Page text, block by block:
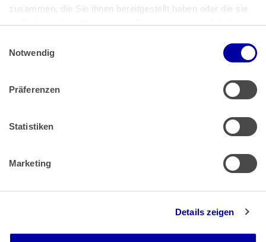
zusammen, die Sie ihnen bereitgestellt haben oder die sie
im Rahmen Ihrer Nutzung der Dienste gesammelt haben.
Impressum
Notwendig
Präferenzen
Statistiken
Marketing
Details zeigen
Pressemitteilungen|AGB
Impressum|Datenschutz
Muster Widerrufsformular (PDF)
Barrierefreiheit